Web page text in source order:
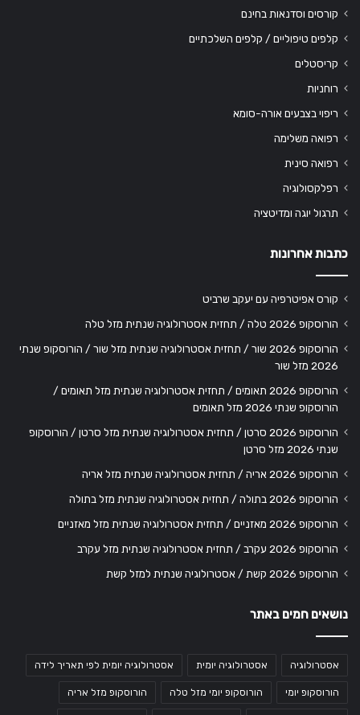
קורסים וסדנאות בחינם
קלפים טיפוליים / קלפים השלכתיים
קריסטלים
רוחניות
ריפוי בצבעים אורה-סומא
רפואה משלימה
רפואה סינית
רפלקסולוגיה
תרגול יוגה ומדיטציה
כתבות אחרונות
קורס אפיטרפיה עם יעקב שרביט
הורוסקופ 2026 טלה / תחזית אסטרולוגיה שנתית מזל טלה
הורוסקופ 2026 שור / תחזית אסטרולוגיה שנתית מזל שור / הורוסקופ שנתי
2026 מזל שור
הורוסקופ 2026 תאומים / תחזית אסטרולוגיה שנתית מזל תאומים /
הורוסקופ שנתי 2026 מזל תאומים
הורוסקופ 2026 סרטן / תחזית אסטרולוגיה שנתית מזל סרטן / הורוסקופ
שנתי 2026 מזל סרטן
הורוסקופ 2026 אריה / תחזית אסטרולוגיה שנתית מזל אריה
הורוסקופ 2026 בתולה / תחזית אסטרולוגיה שנתית מזל בתולה
הורוסקופ 2026 מאזניים / תחזית אסטרולוגיה שנתית מזל מאזניים
הורוסקופ 2026 עקרב / תחזית אסטרולוגיה שנתית מזל עקרב
הורוסקופ 2026 קשת / אסטרולוגיה שנתית למזל קשת
נושאים חמים באתר
אסטרולוגיה אסטרולוגיה יומית אסטרולוגיה יומית לפי תאריך לידה
הורוסקופ יומי הורוסקופ יומי מזל טלה הורוסקופ מזל אריה